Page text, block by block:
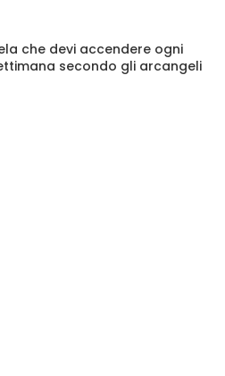
che devi accendere ogni
secondo gli arcangeli